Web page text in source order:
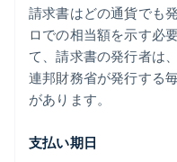
請求書はどの通貨でも
ロでの相当額を示す必
て、請求書の発行者は
連邦財務省が発行する
があります。
支払い期日